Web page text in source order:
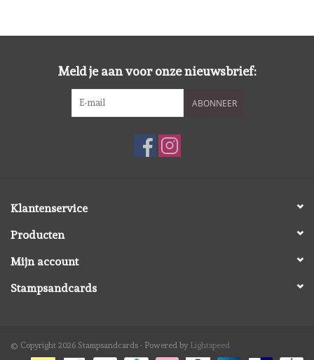
Meld je aan voor onze nieuwsbrief:
ABONNEER
Klantenservice
Producten
Mijn account
Stampsandcards
© Copyright 2026 Stampsandcards - Powered by Lightspeed